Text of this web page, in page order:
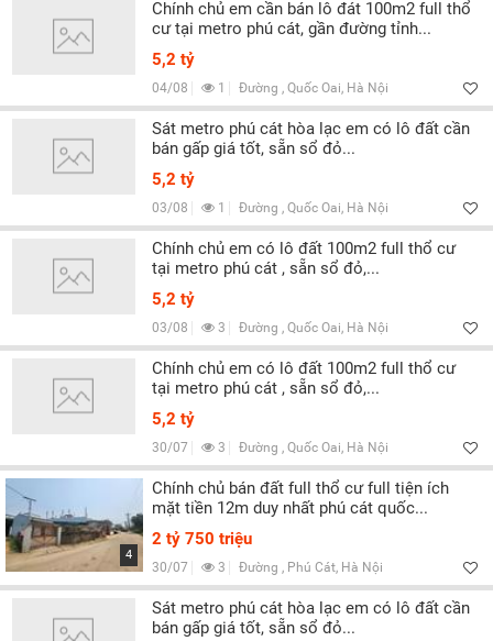
Chính chủ em cần bán lô đát 100m2 full thổ
cư tại metro phú cát, gần đường tỉnh...
5,2 tỷ
04/08 1 Đường , Quốc Oai, Hà Nội
Sát metro phú cát hòa lạc em có lô đất cần
bán gấp giá tốt, sẵn sổ đỏ...
5,2 tỷ
03/08 1 Đường , Quốc Oai, Hà Nội
Chính chủ em có lô đất 100m2 full thổ cư
tại metro phú cát , sẵn sổ đỏ,...
5,2 tỷ
03/08 3 Đường , Quốc Oai, Hà Nội
Chính chủ em có lô đất 100m2 full thổ cư
tại metro phú cát , sẵn sổ đỏ,...
5,2 tỷ
30/07 3 Đường , Quốc Oai, Hà Nội
4
Chính chủ bán đất full thổ cư full tiện ích
mặt tiền 12m duy nhất phú cát quốc...
2 tỷ 750 triệu
30/07 3 Đường , Phú Cát, Hà Nội
Sát metro phú cát hòa lạc em có lô đất cần
bán gấp giá tốt, sẵn sổ đỏ...